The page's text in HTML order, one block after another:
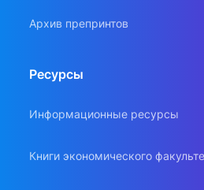
Архив препринтов
Ресурсы
Информационные ресурсы
Книги экономического